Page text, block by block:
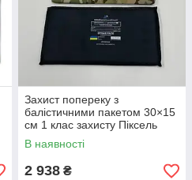
Захист попереку з
балістичними пакетом 30×15
см 1 клас захисту Піксель
В наявності
2 938 ₴